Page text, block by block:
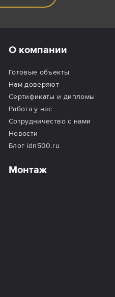
О компании
Готовые объекты
Нам доверяют
Сертификаты и дипломы
Работа у нас
Сотрудничество с нами
Новости
Блог idn500.ru
Монтаж